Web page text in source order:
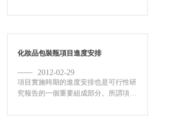
成了一款新化妝品包裝容器，與玻璃容
化妝品包裝瓶項目進度安排
2012-02-29
項目實施時期的進度安排也是可行性研
究報告的一個重要組成部分。所謂項目
確定建設項目到項目達到正常生產這段